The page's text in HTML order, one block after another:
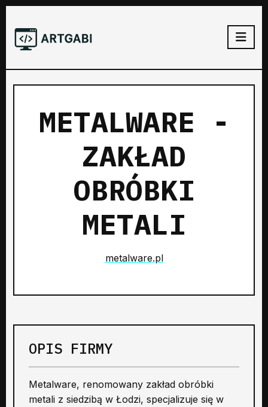
METALWARE -
ZAKŁAD
OBRÓBKI
METALI
metalware.pl
OPIS FIRMY
Metalware, renomowany zakład obróbki
metali z siedzibą w Łodzi, specjalizuje się w